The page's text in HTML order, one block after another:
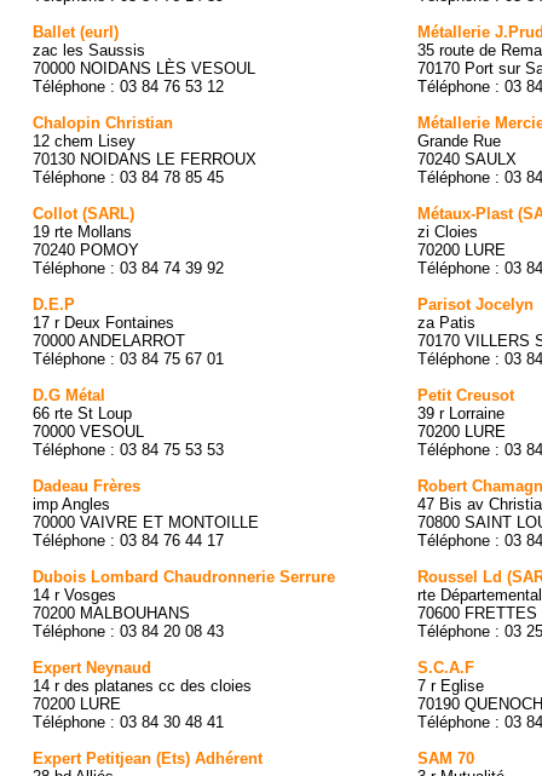
Ballet (eurl)
zac les Saussis
70000 NOIDANS LÈS VESOUL
Téléphone : 03 84 76 53 12
Chalopin Christian
12 chem Lisey
70130 NOIDANS LE FERROUX
Téléphone : 03 84 78 85 45
Collot (SARL)
19 rte Mollans
70240 POMOY
Téléphone : 03 84 74 39 92
D.E.P
17 r Deux Fontaines
70000 ANDELARROT
Téléphone : 03 84 75 67 01
D.G Métal
66 rte St Loup
70000 VESOUL
Téléphone : 03 84 75 53 53
Dadeau Frères
imp Angles
70000 VAIVRE ET MONTOILLE
Téléphone : 03 84 76 44 17
Dubois Lombard Chaudronnerie Serrure
14 r Vosges
70200 MALBOUHANS
Téléphone : 03 84 20 08 43
Expert Neynaud
14 r des platanes cc des cloies
70200 LURE
Téléphone : 03 84 30 48 41
Expert Petitjean (Ets) Adhérent
Métallerie
35 route de
70170 Port sur
Téléphone : 03
Métallerie
Grande Rue
70240 SAULX
Téléphone : 03
Métaux-Plast
zi Cloies
70200 LURE
Téléphone : 03
Parisot Jocelyn
za Patis
70170 VILLERS
Téléphone : 03
Petit Creusot
39 r Lorraine
70200 LURE
Téléphone : 03
Robert
47 Bis av
70800 SAINT
Téléphone : 03
Roussel Ld
rte
70600 FRETTES
Téléphone : 03
S.C.A.F
7 r Eglise
70190
Téléphone : 03
SAM 70